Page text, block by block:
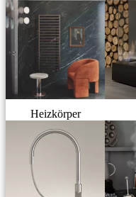
Heizkörper